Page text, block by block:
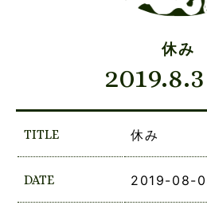
休み
2019.8.3
TITLE 休み
DATE 2019-08-